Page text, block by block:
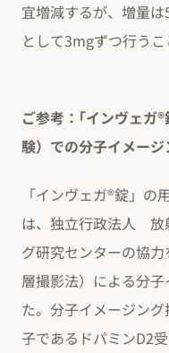
宜増減するが、増量
として3mgずつ行うこ
ご参考：｢インヴェガ
験）での分子イメー
「インヴェガ®錠」
は、独立行政法人
グ研究センターの協
層撮影法）による分
た。分子イメージン
子であるドパミンD2